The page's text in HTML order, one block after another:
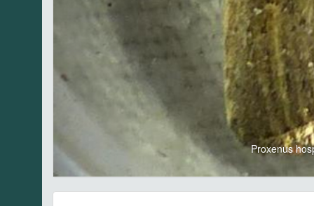
Proxenus